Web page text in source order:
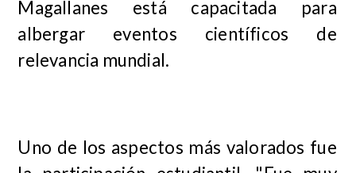
Magallanes está capacitada para
albergar eventos científicos de
relevancia mundial.
Uno de los aspectos más valorados fue